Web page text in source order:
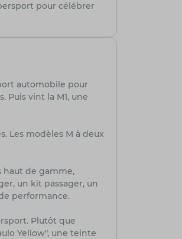
pour célébrer
automobile pour
Puis vint la M1, une
Les modèles M à deux
haut de gamme,
un kit passager, un
performance.
Plutôt que
Yellow", une teinte